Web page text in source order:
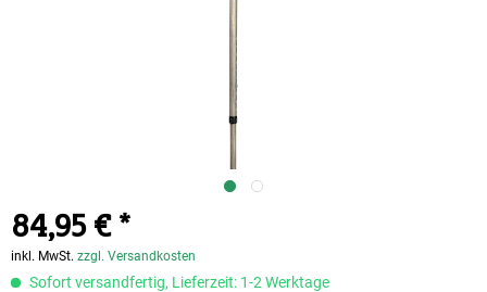
84,95 € *
inkl. MwSt. zzgl. Versandkosten
Sofort versandfertig, Lieferzeit: 1-2 Werktage